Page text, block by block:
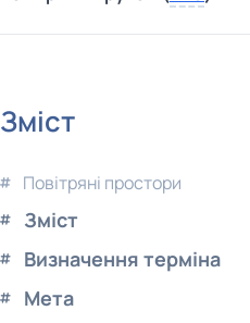
Зміст
Повітряні простори
Зміст
Визначення терміна
Мета